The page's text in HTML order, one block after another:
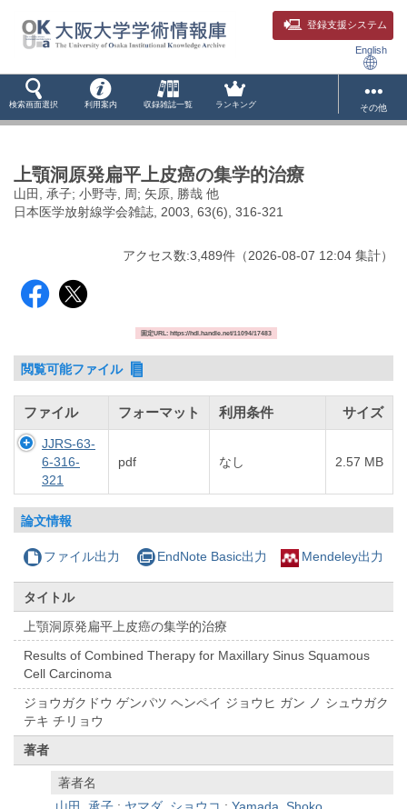
登録支援システム
English
検索画面選択 利用案内 収録雑誌一覧 ランキング その他
上顎洞原発扁平上皮癌の集学的治療
山田, 承子; 小野寺, 周; 矢原, 勝哉 他
日本医学放射線学会雑誌, 2003, 63(6), 316-321
アクセス数:3,489件 （2026-08-07 12:04 集計）
固定URL: https://hdl.handle.net/11094/17483
閲覧可能ファイル
ファイル フォーマット 利用条件 サイズ
JJRS-63-
6-316-
321
pdf なし 2.57 MB
論文情報
ファイル出力 EndNote Basic出力 Mendeley出力
タイトル
上顎洞原発扁平上皮癌の集学的治療
Results of Combined Therapy for Maxillary Sinus Squamous
Cell Carcinoma
ジョウガクドウ ゲンパツ ヘンペイ ジョウヒ ガン ノ シュウガク
テキ チリョウ
著者
著者名
山田, 承子 ; ヤマダ, ショウコ ;Yamada, Shoko